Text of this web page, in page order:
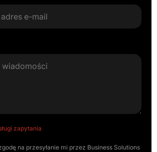
zapytania
na przesyłanie mi przez Business Solutions